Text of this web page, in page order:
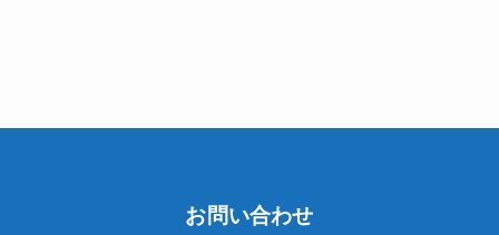
お問い合わせ